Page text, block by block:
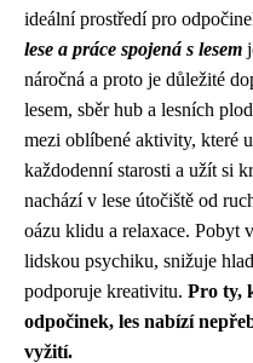
ideální prostředí pro
lese a práce spojená s lesem
náročná a proto je důležité
lesem, sběr hub a lesních
mezi oblíbené aktivity, které
každodenní starosti a užít si
nachází v lese útočiště od
oázu klidu a relaxace. Pobyt
lidskou psychiku, snižuje
podporuje kreativitu. Pro ty,
odpočinek, les nabízí
vyžití.